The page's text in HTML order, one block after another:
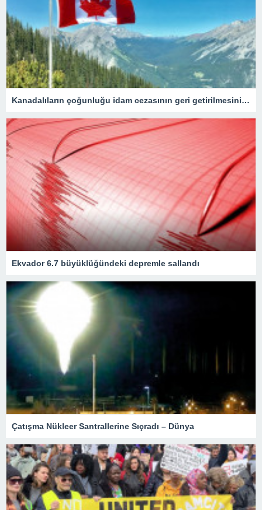
Kanadalıların çoğunluğu idam cezasının geri getirilmesini onaylıyor
Ekvador 6.7 büyüklüğündeki depremle sallandı
Çatışma Nükleer Santrallerine Sıçradı – Dünya